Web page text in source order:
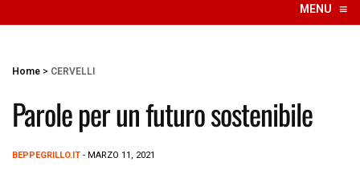
MENU ≡
☰
Home > CERVELLI
Parole per un futuro sostenibile
BEPPEGRILLO.IT - MARZO 11, 2021